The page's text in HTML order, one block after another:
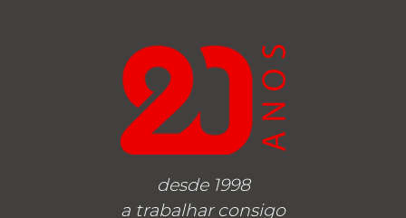
desde 1998
a trabalhar consigo